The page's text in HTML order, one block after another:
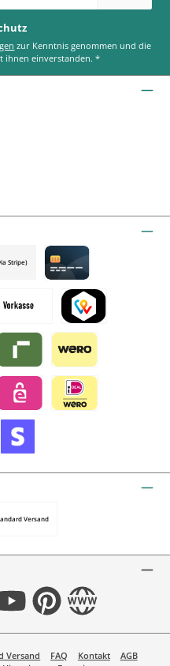
ihnen einverstanden.*
TWINT by mollie
Riverty by mollie
Wero
eps by mollie
Stripe)
Credit card by mollie
Versand
PinterestWebsite
Versand FAQ Kontakt
AGB